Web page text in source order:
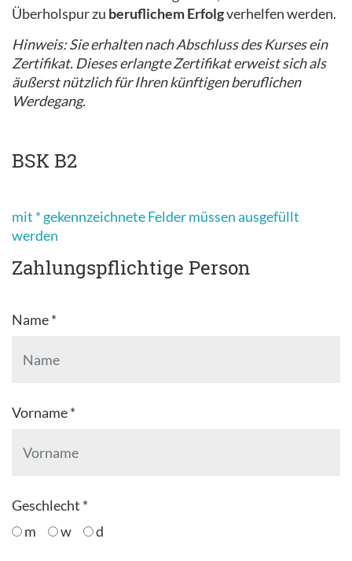
Überholspur zu beruflichem Erfolgverhelfen werden.
Hinweis: Sie erhalten nach Abschluss des Kurses ein
Zertifikat. Dieses erlangte Zertifikat erweist sich als
äußerst nützlich für Ihren künftigen beruflichen
Werdegang.
BSK B2
mit * gekennzeichnete Felder müssen ausgefüllt
werden
Zahlungspflichtige Person
Name *
Vorname *
Geschlecht *
m
w d